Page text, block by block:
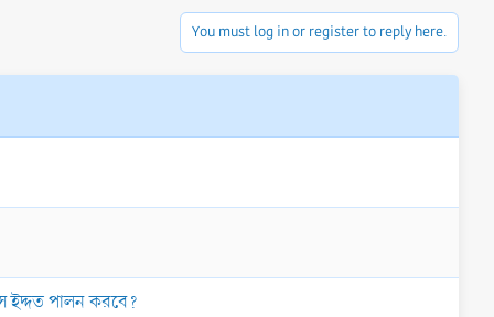
You must log in or register to reply here.
ইদ্দত পালন করবে?